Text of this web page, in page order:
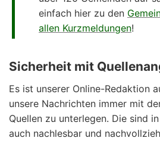
einfach hier zu den
allen Kurzmeldungen!
Sicherheit mit
Es ist unserer Online-Redaktion
unsere Nachrichten immer mit
Quellen zu unterlegen. Die sind
auch nachlesbar und